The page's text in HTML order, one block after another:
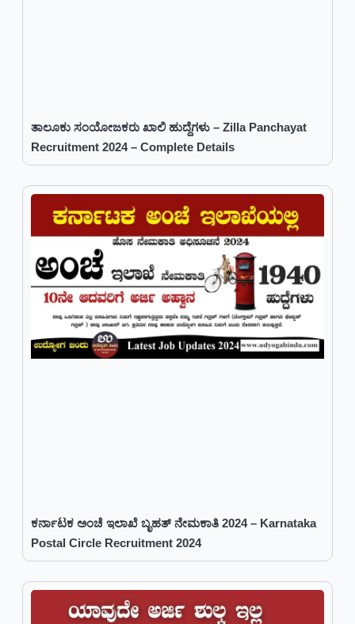
ತಾಲೂಕು ಸಂಯೋಜಕರು ಖಾಲಿ ಹುದ್ದೆಗಳು – Zilla Panchayat
Recruitment 2024 – Complete Details
ಕರ್ನಾಟಕ ಅಂಚೆ ಇಲಾಖೆ ಬೃಹತ್ ನೇಮಕಾತಿ 2024 – Karnataka
Postal Circle Recruitment 2024